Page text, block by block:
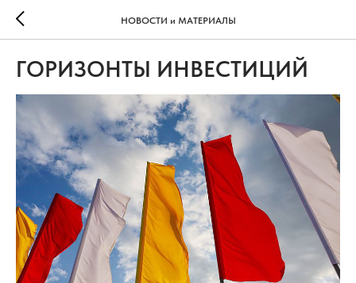
НОВОСТИ и МАТЕРИАЛЫ
ГОРИЗОНТЫ ИНВЕСТИЦИЙ